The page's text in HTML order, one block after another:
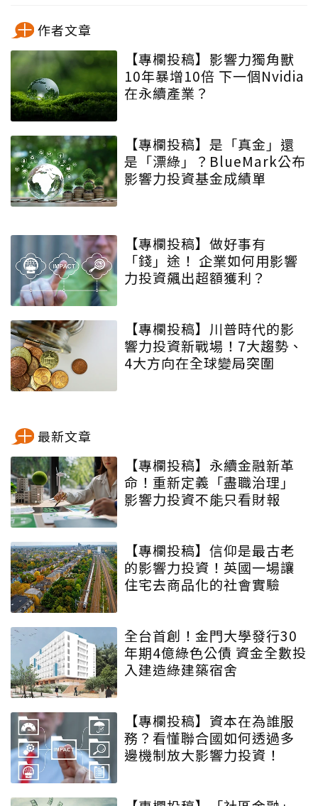
作者文章
【專欄投稿】影響力獨角獸
10年暴增10倍 下一個Nvidia
在永續產業？
【專欄投稿】是「真金」還
是「漂綠」？BlueMark公布
影響力投資基金成績單
【專欄投稿】做好事有
「錢」途！ 企業如何用影響
力投資飆出超額獲利？
【專欄投稿】川普時代的影
響力投資新戰場！7大趨勢、
4大方向在全球變局突圍
最新文章
【專欄投稿】永續金融新革
命！重新定義「盡職治理」
影響力投資不能只看財報
【專欄投稿】信仰是最古老
的影響力投資！英國一場讓
住宅去商品化的社會實驗
全台首創！金門大學發行30
年期4億綠色公債 資金全數投
入建造綠建築宿舍
【專欄投稿】資本在為誰服
務？看懂聯合國如何透過多
邊機制放大影響力投資！